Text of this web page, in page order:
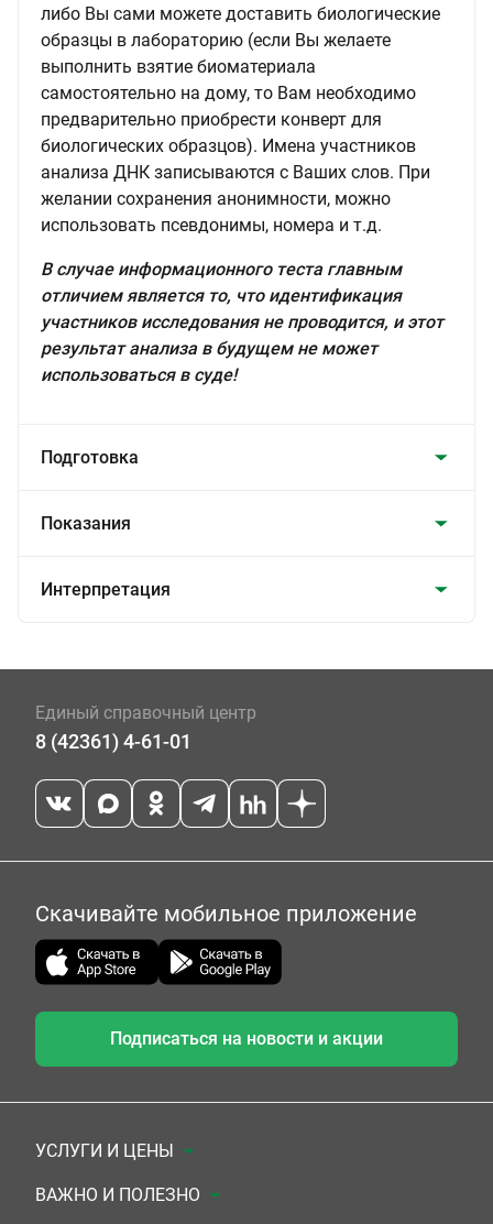
либо Вы сами можете доставить биологические
образцы в лабораторию (если Вы желаете
выполнить взятие биоматериала
самостоятельно на дому, то Вам необходимо
предварительно приобрести конверт для
биологических образцов). Имена участников
анализа ДНК записываются с Ваших слов. При
желании сохранения анонимности, можно
использовать псевдонимы, номера и т.д.
В случае информационного теста главным
отличием является то, что идентификация
участников исследования не проводится, и этот
результат анализа в будущем не может
использоваться в суде!
Подготовка
Показания
Интерпретация
Единый справочный центр
8 (42361) 4-61-01
Скачивайте мобильное приложение
Подписаться на новости и акции
УСЛУГИ И ЦЕНЫ
Анализы
ВАЖНО И ПОЛЕЗНО